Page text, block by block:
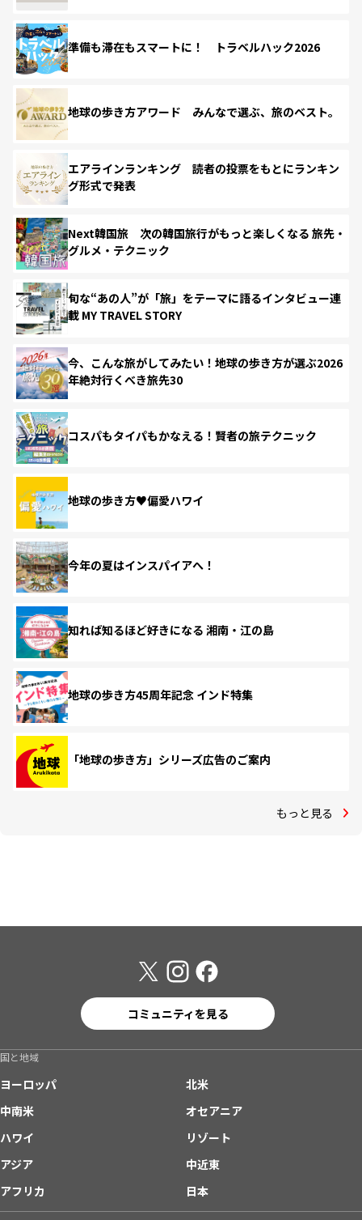
準備も滞在もスマートに！ トラベルハック2026
地球の歩き方アワード みんなで選ぶ、旅のベスト。
エアラインランキング 読者の投票をもとにランキン
グ形式で発表
Next韓国旅 次の韓国旅行がもっと楽しくなる 旅先・
グルメ・テクニック
旬な“あの人”が「旅」をテーマに語るインタビュー連
載 MY TRAVEL STORY
今、こんな旅がしてみたい！地球の歩き方が選ぶ2026
年絶対行くべき旅先30
コスパもタイパもかなえる！賢者の旅テクニック
地球の歩き方♥偏愛ハワイ
今年の夏はインスパイアへ！
知れば知るほど好きになる 湘南・江の島
地球の歩き方45周年記念 インド特集
「地球の歩き方」シリーズ広告のご案内
もっと見る
コミュニティを見る
国と地域
ヨーロッパ
北米
中南米
オセアニア
ハワイ
リゾート
アジア
中近東
アフリカ
日本